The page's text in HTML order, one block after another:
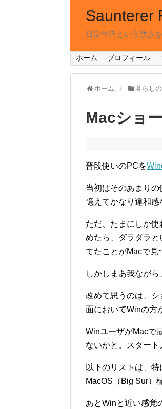
Saunterer
日常生活という散歩
ホーム プロフィール
ホーム 暮らし
Macショ
普段使いのPCを
当初はそのあまり
憶えてかなり違和感
ただ、たまにしか
めたら、ダラダラ
てたことがMacで見
しかしまあ我ながら
改めて思うのは、
面においてWinの方
WinユーザがMacで
ないかと。スタート
以下のリストは、
MacOS（Big Sur）
あとWinと近い感覚